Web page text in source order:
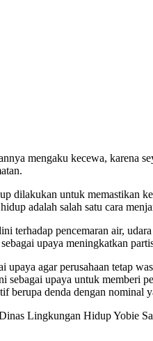
mengaku kecewa, karena
dilakukan untuk memastikan
adalah salah satu cara
terhadap pencemaran air,
upaya meningkatkan
agar perusahaan tetap
sebagai upaya untuk memberi
berupa denda dengan nominal
Lingkungan Hidup Yobie